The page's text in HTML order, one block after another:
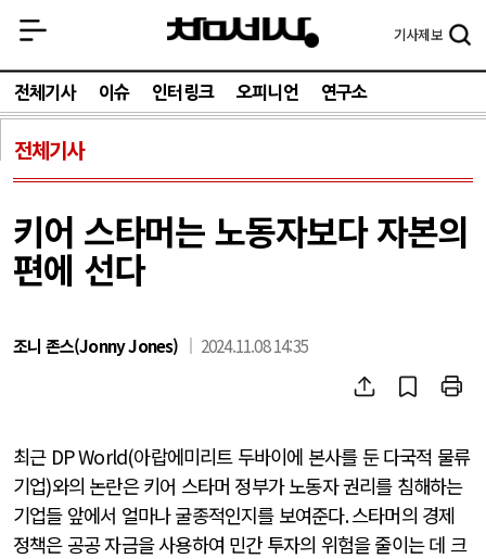
기사제보
전체기사 이슈 인터링크 오피니언 연구소
전체기사
키어 스타머는 노동자보다 자본의
편에 선다
조니 존스(Jonny Jones) 2024.11.08 14:35
최근 DP World(아랍에미리트 두바이에 본사를 둔 다국적 물류
기업)와의 논란은 키어 스타머 정부가 노동자 권리를 침해하는
기업들 앞에서 얼마나 굴종적인지를 보여준다.스타머의 경제
정책은 공공 자금을 사용하여 민간 투자의 위험을 줄이는 데 크